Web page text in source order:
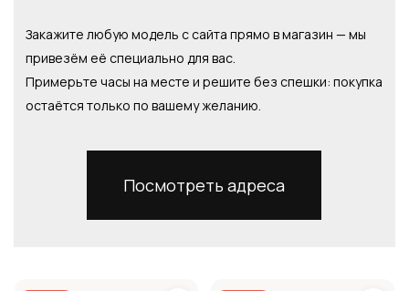
Закажите любую модель с сайта прямо в магазин — мы
привезём её специально для вас.
Примерьте часы на месте и решите без спешки: покупка
остаётся только по вашему желанию.
Посмотреть адреса